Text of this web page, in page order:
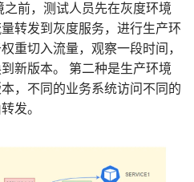
前，测试人员先在灰度环境
转发到灰度服务，进行生产环
重切入流量，观察一段时间，
新版本。 第二种是生产环境
，不同的业务系统访问不同的
发。